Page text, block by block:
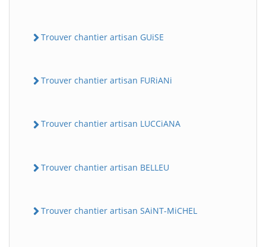
Trouver chantier artisan GUiSE
Trouver chantier artisan FURiANi
Trouver chantier artisan LUCCiANA
Trouver chantier artisan BELLEU
Trouver chantier artisan SAiNT-MiCHEL